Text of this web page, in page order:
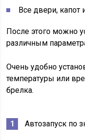
Все двери, капот
После этого можно
различным
Очень удобно
температуры или
брелка.
Автозапуск по